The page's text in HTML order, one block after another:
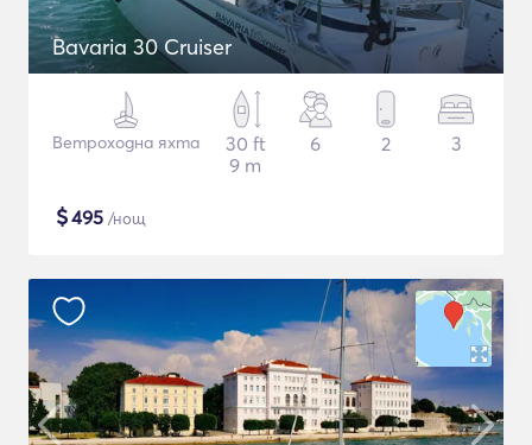
Bavaria 30 Cruiser
Ветроходна яхта
30 ft
9 m
6 2 3
$495 /нощ